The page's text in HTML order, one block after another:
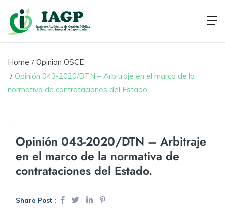
Home
Opinion OSCE
Opinión 043-2020/DTN – Arbitraje en el marco de la
normativa de contrataciones del Estado.
Opinión 043-2020/DTN – Arbitraje
en el marco de la normativa de
contrataciones del Estado.
Share Post :